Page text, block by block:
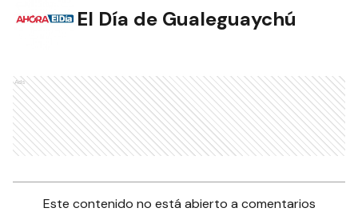
El Día de Gualeguaychú
Ads
Este contenido no está abierto a comentarios